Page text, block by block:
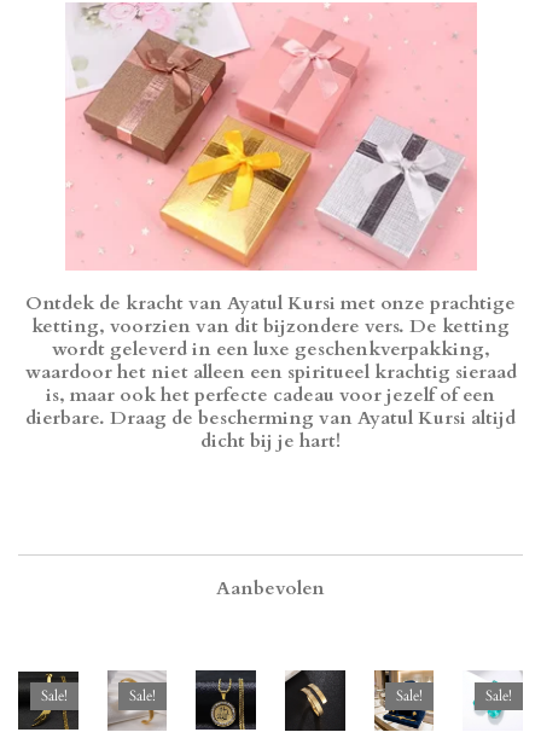
Ontdek de kracht van Ayatul Kursi met onze prachtige
ketting, voorzien van dit bijzondere vers. De ketting
wordt geleverd in een luxe geschenkverpakking,
waardoor het niet alleen een spiritueel krachtig sieraad
is, maar ook het perfecte cadeau voor jezelf of een
dierbare. Draag de bescherming van Ayatul Kursi altijd
dicht bij je hart!
Aanbevolen
Sale! Sale! Sale! Sale!